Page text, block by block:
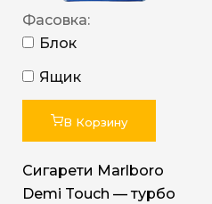
Фасовка:
Блок
Ящик
В Корзину
Сигарети Marlboro
Demi Touch — турбо